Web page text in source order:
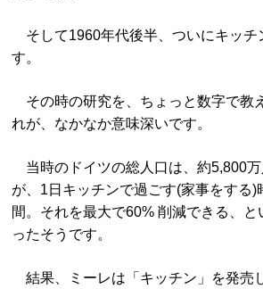
そして1960年代後半、ついにキッチ
す。
その時の研究を、ちょっと数字で教
れが、なかなか意味深いです。
当時のドイツの総人口は、約5,800万
が、1日キッチンで過ごす(家事をする)
間。それを最大で60% 削減できる、
ったそうです。
結果、ミーレは「キッチン」を発売